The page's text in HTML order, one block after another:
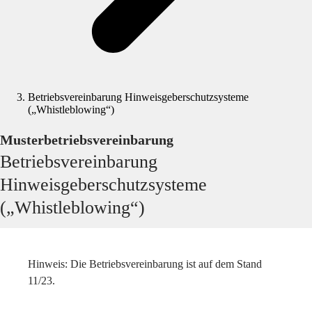
Betriebsvereinbarung Hinweisgeberschutzsysteme
(„Whistleblowing“)
Musterbetriebsvereinbarung
Betriebsvereinbarung
Hinweisgeberschutzsysteme
(„Whistleblowing“)
Hinweis: Die Betriebsvereinbarung ist auf dem Stand
11/23.